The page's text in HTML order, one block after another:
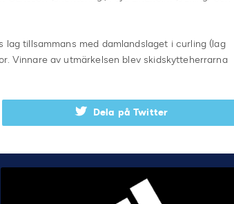
tillsammans med damlandslaget i curling (lag
Vinnare av utmärkelsen blev skidskytteherrarna
Dela på Twitter